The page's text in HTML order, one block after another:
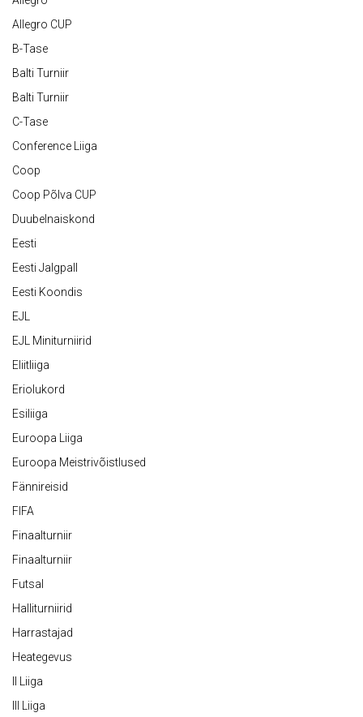
Allegro CUP
B-Tase
Balti Turniir
Balti Turniir
C-Tase
Conference Liiga
Coop
Coop Põlva CUP
Duubelnaiskond
Eesti
Eesti Jalgpall
Eesti Koondis
EJL
EJL Miniturniirid
Eliitliiga
Eriolukord
Esiliiga
Euroopa Liiga
Euroopa Meistrivõistlused
Fännireisid
FIFA
Finaalturniir
Finaalturniir
Futsal
Halliturniirid
Harrastajad
Heategevus
II Liiga
III Liiga